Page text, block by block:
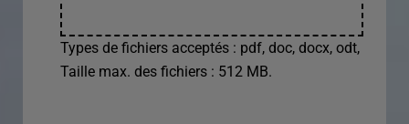
Types de fichiers acceptés : pdf, doc, docx, odt,
Taille max. des fichiers : 512 MB.